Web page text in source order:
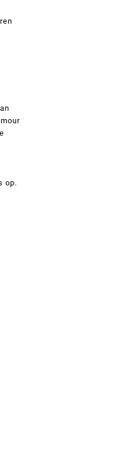
op.